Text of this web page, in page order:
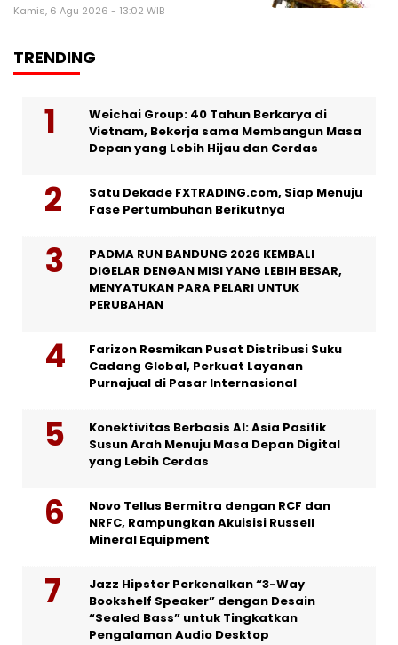
Kamis, 6 Agu 2026 - 13:02 WIB
TRENDING
Weichai Group: 40 Tahun Berkarya di
Vietnam, Bekerja sama Membangun Masa
Depan yang Lebih Hijau dan Cerdas
Satu Dekade FXTRADING.com, Siap Menuju
Fase Pertumbuhan Berikutnya
PADMA RUN BANDUNG 2026 KEMBALI
DIGELAR DENGAN MISI YANG LEBIH BESAR,
MENYATUKAN PARA PELARI UNTUK
PERUBAHAN
Farizon Resmikan Pusat Distribusi Suku
Cadang Global, Perkuat Layanan
Purnajual di Pasar Internasional
Konektivitas Berbasis AI: Asia Pasifik
Susun Arah Menuju Masa Depan Digital
yang Lebih Cerdas
Novo Tellus Bermitra dengan RCF dan
NRFC, Rampungkan Akuisisi Russell
Mineral Equipment
Jazz Hipster Perkenalkan “3-Way
Bookshelf Speaker” dengan Desain
“Sealed Bass” untuk Tingkatkan
Pengalaman Audio Desktop